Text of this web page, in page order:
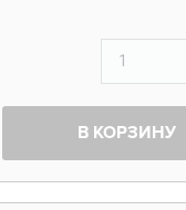
В КОРЗИНУ